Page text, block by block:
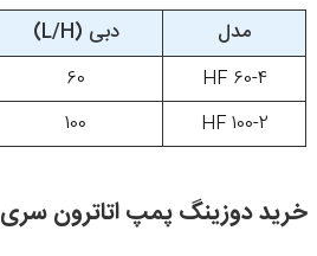
مدل دبی (L/H)
HF 60-4
60
HF 100-2
100
خرید دوزینگ پمپ اتاترون سری HF MA